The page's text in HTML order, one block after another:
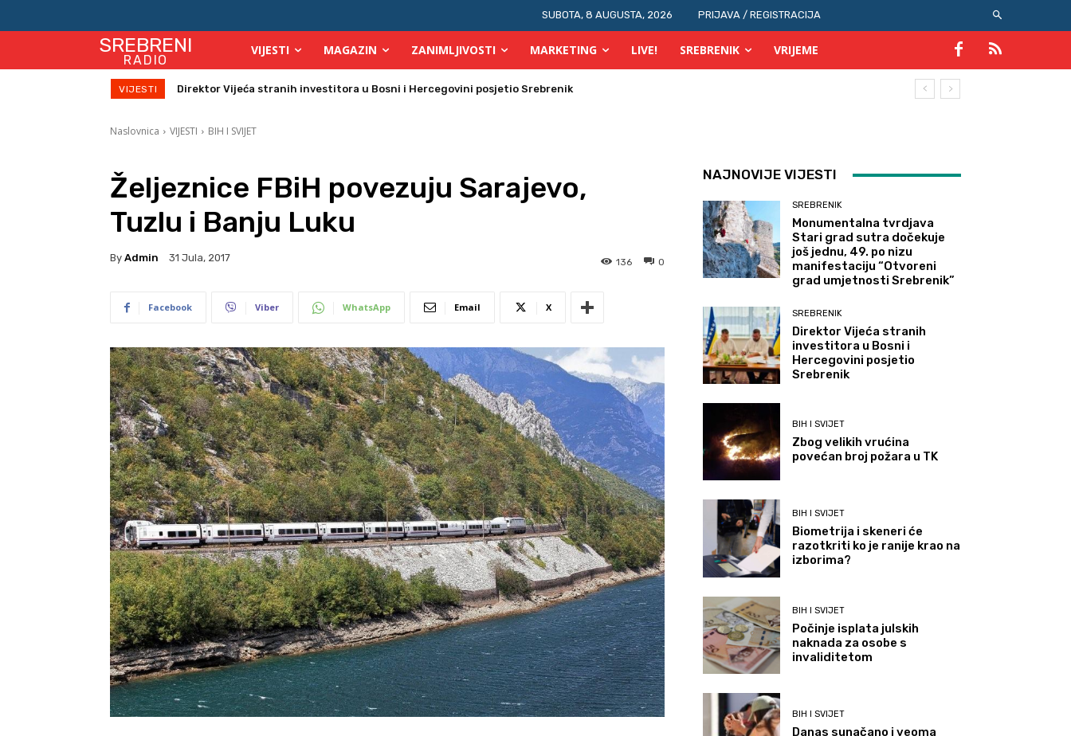
SUBOTA, 8 AUGUSTA, 2026 PRIJAVA / REGISTRACIJA
SREBRENI
RADIO
VIJESTI MAGAZIN ZANIMLJIVOSTI MARKETING LIVE! SREBRENIK VRIJEME
VIJESTI Direktor Vijeća stranih investitora u Bosni i Hercegovini posjetio Srebrenik
Zbog velikih vrućina povećan broj požara u TK
Naslovnica VIJESTI BIH I SVIJET
Željeznice FBiH povezuju Sarajevo,
Tuzlu i Banju Luku
By Admin 31 Jula, 2017 0
136
Facebook Viber WhatsApp Email X
NAJNOVIJE VIJESTI
SREBRENIK
Monumentalna tvrdjava
Stari grad sutra dočekuje
još jednu, 49. po nizu
manifestaciju “Otvoreni
grad umjetnosti Srebrenik”
SREBRENIK
Direktor Vijeća stranih
investitora u Bosni i
Hercegovini posjetio
Srebrenik
BIH I SVIJET
Zbog velikih vrućina
povećan broj požara u TK
BIH I SVIJET
Biometrija i skeneri će
razotkriti ko je ranije krao na
izborima?
BIH I SVIJET
Počinje isplata julskih
naknada za osobe s
invaliditetom
BIH I SVIJET
Danas sunačano i veoma